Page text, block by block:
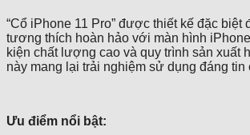
“Cổ iPhone 11 Pro” được thiết kế đặc biệt
tương thích hoàn hảo với màn hình
kiện chất lượng cao và quy trình sản xuất
này mang lại trải nghiệm sử dụng đáng tin
Ưu điểm nổi bật: